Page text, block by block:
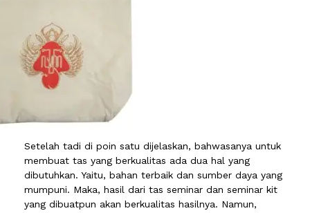
Setelah tadi di poin satu dijelaskan, bahwasanya untuk
membuat tas yang berkualitas ada dua hal yang
dibutuhkan. Yaitu, bahan terbaik dan sumber daya yang
mumpuni. Maka, hasil dari tas seminar dan seminar kit
yang dibuatpun akan berkualitas hasilnya. Namun,